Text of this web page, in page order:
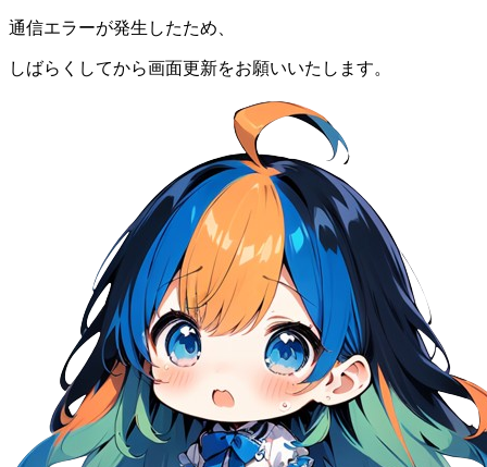
通信エラーが発生したため、
しばらくしてから画面更新をお願いいたします。